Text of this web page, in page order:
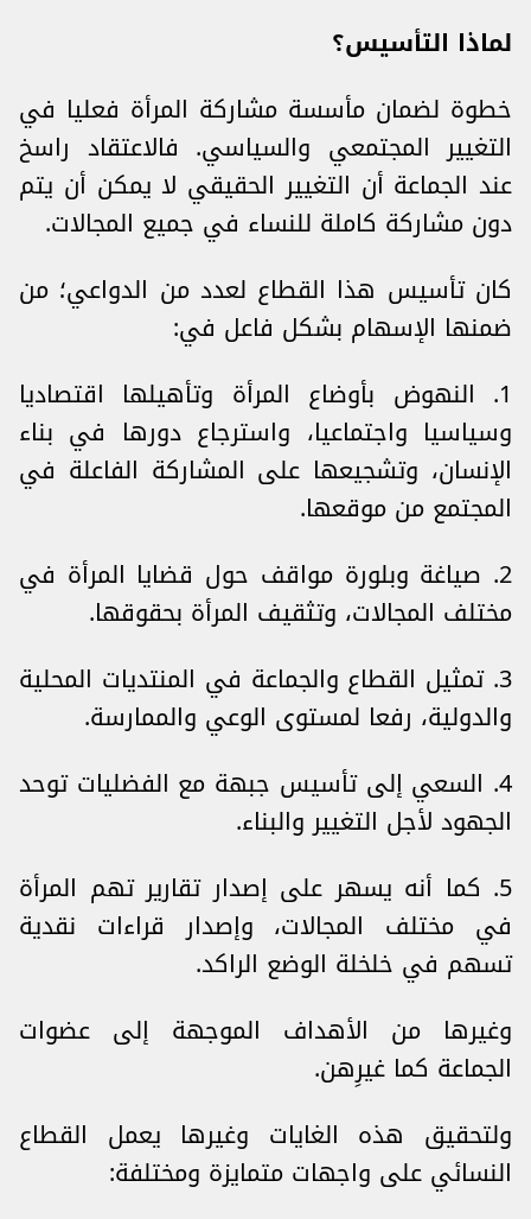
لماذا التأسيس؟
خطوة لضمان مأسسة مشاركة المرأة فعليا في
التغيير المجتمعي والسياسي. فالاعتقاد راسخ
عند الجماعة أن التغيير الحقيقي لا يمكن أن يتم
دون مشاركة كاملة للنساء في جميع المجالات.
كان تأسيس هذا القطاع لعدد من الدواعي؛ من
ضمنها الإسهام بشكل فاعل في:
1. النهوض بأوضاع المرأة وتأهيلها اقتصاديا
وسياسيا واجتماعيا، واسترجاع دورها في بناء
الإنسان، وتشجيعها على المشاركة الفاعلة في
المجتمع من موقعها.
2. صياغة وبلورة مواقف حول قضايا المرأة في
مختلف المجالات، وتثقيف المرأة بحقوقها.
3. تمثيل القطاع والجماعة في المنتديات المحلية
والدولية، رفعا لمستوى الوعي والممارسة.
4. السعي إلى تأسيس جبهة مع الفضليات توحد
الجهود لأجل التغيير والبناء.
5. كما أنه يسهر على إصدار تقارير تهم المرأة
في مختلف المجالات، وإصدار قراءات نقدية
تسهم في خلخلة الوضع الراكد.
وغيرها من الأهداف الموجهة إلى عضوات
الجماعة كما غيرِهن.
ولتحقيق هذه الغايات وغيرها يعمل القطاع
النسائي على واجهات متمايزة ومختلفة: